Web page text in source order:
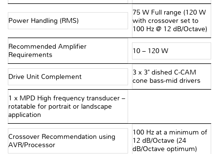
Power Handling (RMS)
75 W Full range (120 W
with crossover set to
100 Hz @ 12 dB/Octave)
Recommended Amplifier
Requirements
10 – 120 W
Drive Unit Complement
3 x 3" dished C-CAM
cone bass-mid drivers
1 x MPD High frequency transducer –
rotatable for portrait or landscape
application
Crossover Recommendation using
AVR/Processor
100 Hz at a minimum of
12 dB/Octave (24
dB/Octave optimum)